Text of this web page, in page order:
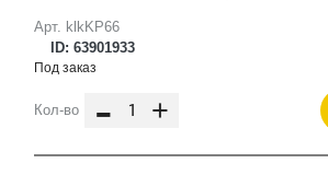
Арт. klkKP66
ID: 63901933
Под заказ
Кол-во - +